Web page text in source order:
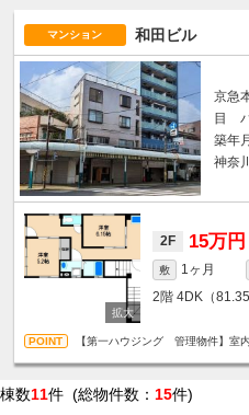
マンション 和田ビル
京急
目
築年
神奈
2F 15万円
敷 1ヶ月
2階 4DK（
【第一ハウジング 管理物件】室
棟数11件 (総物件数： 15件)